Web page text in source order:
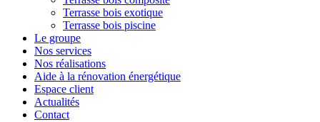
Terrasse bois exotique
Terrasse bois piscine
Le groupe
Nos services
Nos réalisations
Aide à la rénovation énergétique
Espace client
Actualités
Contact